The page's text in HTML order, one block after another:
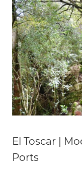
El Toscar |
Ports